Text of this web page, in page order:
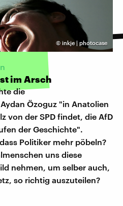
© inkje | photocase
im Arsch
die
Özoguz "in Anatolien
von der SPD findet, die AfD
der Geschichte".
Politiker mehr pöbeln?
uns diese
nehmen, um selber auch,
so richtig auszuteilen?